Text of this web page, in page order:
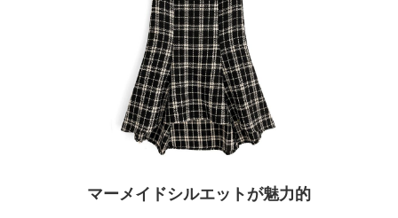
マーメイドシルエットが魅力的